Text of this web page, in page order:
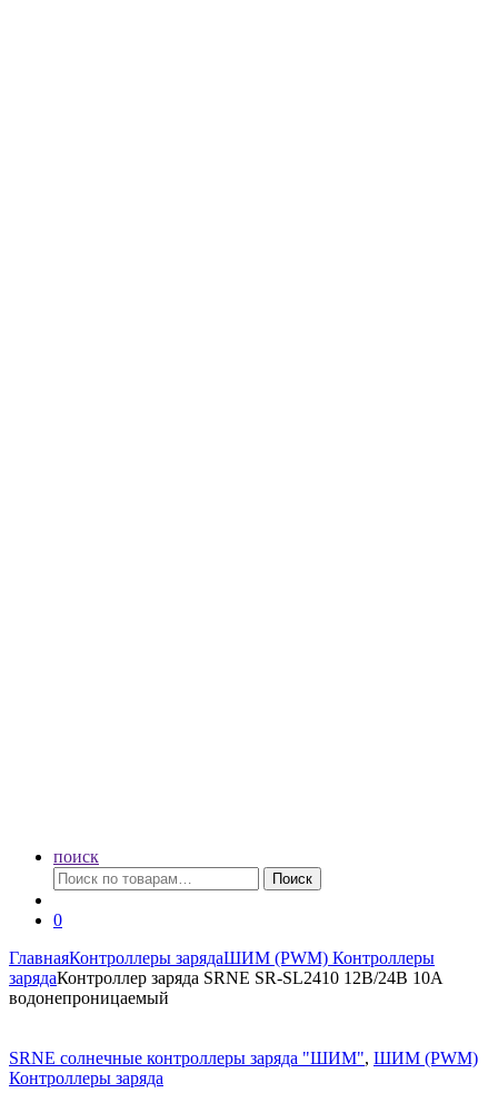
поиск
Искать:
Поиск
0
ГлавнаяКонтроллеры зарядаШИМ (PWM) Контроллеры
зарядаКонтроллер заряда SRNE SR-SL2410 12В/24В 10А
водонепроницаемый
SRNE солнечные контроллеры заряда "ШИМ", ШИМ (PWM)
Контроллеры заряда